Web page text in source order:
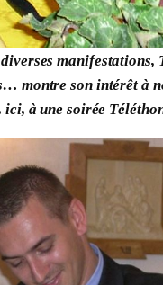
manifestations,
montre son intérêt à
à une soirée